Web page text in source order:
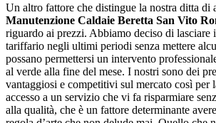
Un altro fattore che distingue la nostra ditta di
Manutenzione Caldaie Beretta San Vito
riguardo ai prezzi. Abbiamo deciso di lasciare
tariffario negli ultimi periodi senza mettere
possano permettersi un intervento
al verde alla fine del mese. I nostri sono dei
vantaggiosi e competitivi sul mercato così per
accesso a un servizio che vi fa risparmiare
alla qualità, che è un fattore determinante